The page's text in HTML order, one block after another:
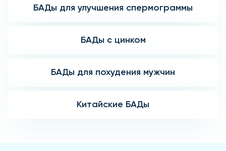
БАДы для улучшения спермограммы
БАДы с цинком
БАДы для похудения мужчин
Китайские БАДы